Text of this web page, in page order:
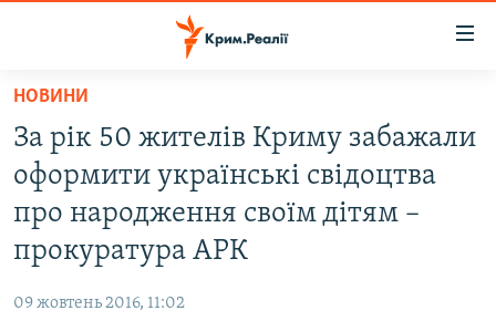
Перейти
основного
матеріалу
Перейти
до
основної
Перейти
ВОДА.КРИМ
ВІДЕО ТА ФОТО
НОВИНИ
За рік 50 жителів Криму забажали
оформити українські свідоцтва
про народження своїм дітям –
прокуратура АРК
09 жовтень 2016, 11:02